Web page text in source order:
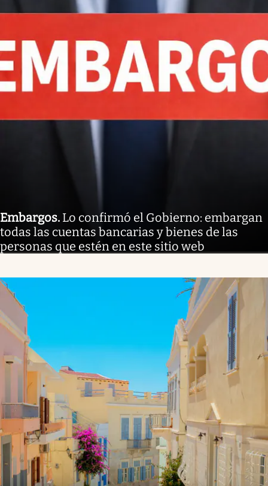
Embargos. Lo confirmó el Gobierno: embargan
todas las cuentas bancarias y bienes de las
personas que estén en este sitio web